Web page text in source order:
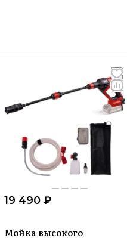
домашних условиях
включая
Особое внимание
на улице и в саду.
и
19 490 ₽
Мойка высокого